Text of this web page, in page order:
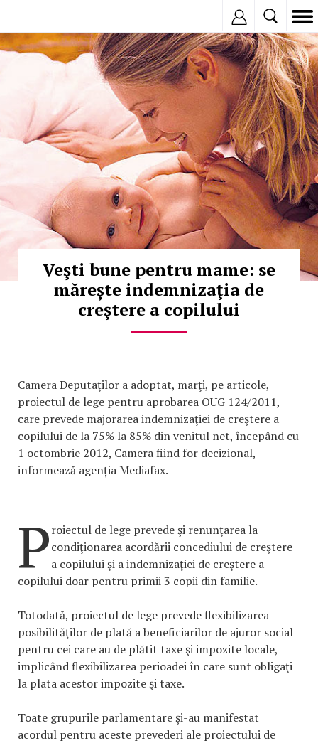
© Copyright:
Veşti bune pentru mame: se
mărește indemnizaţia de
creştere a copilului
Camera Deputaţilor a adoptat, marţi, pe articole,
proiectul de lege pentru aprobarea OUG 124/2011,
care prevede majorarea indemnizaţiei de creştere a
copilului de la 75% la 85% din venitul net, începând cu
1 octombrie 2012, Camera fiind for decizional,
informează agenția Mediafax.
Proiectul de lege prevede şi renunţarea la
condiţionarea acordării concediului de creştere
a copilului şi a indemnizaţiei de creştere a
copilului doar pentru primii 3 copii din familie.
Totodată, proiectul de lege prevede flexibilizarea
posibilităţilor de plată a beneficiarilor de ajuror social
pentru cei care au de plătit taxe şi impozite locale,
implicând flexibilizarea perioadei în care sunt obligaţi
la plata acestor impozite şi taxe.
Toate grupurile parlamentare şi-au manifestat
acordul pentru aceste prevederi ale proiectului de